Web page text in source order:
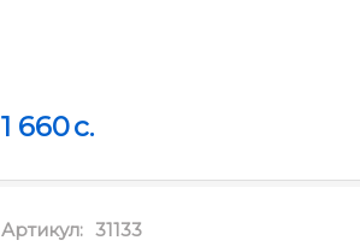
1 660c.
Артикул: 31133